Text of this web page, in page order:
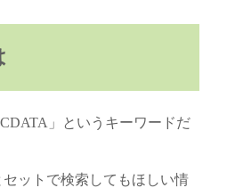
」というキーワードだ
セットで検索してもほしい情